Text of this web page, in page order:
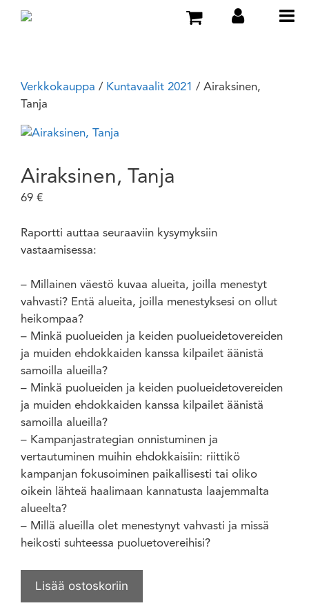
Verkkokauppa / Kuntavaalit 2021 / Airaksinen,
Tanja
Airaksinen, Tanja
69 €
Raportti auttaa seuraaviin kysymyksiin
vastaamisessa:
– Millainen väestö kuvaa alueita, joilla menestyt
vahvasti? Entä alueita, joilla menestyksesi on ollut
heikompaa?
– Minkä puolueiden ja keiden puolueidetovereiden
ja muiden ehdokkaiden kanssa kilpailet äänistä
samoilla alueilla?
– Minkä puolueiden ja keiden puolueidetovereiden
ja muiden ehdokkaiden kanssa kilpailet äänistä
samoilla alueilla?
– Kampanjastrategian onnistuminen ja
vertautuminen muihin ehdokkaisiin: riittikö
kampanjan fokusoiminen paikallisesti tai oliko
oikein lähteä haalimaan kannatusta laajemmalta
alueelta?
– Millä alueilla olet menestynyt vahvasti ja missä
heikosti suhteessa puoluetovereihisi?
Lisää ostoskoriin